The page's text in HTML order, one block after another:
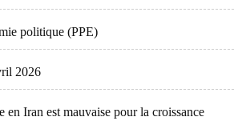
politique (PPE)
2026
en Iran est mauvaise pour la croissance